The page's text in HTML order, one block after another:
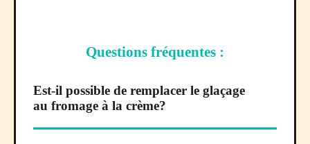
Questions fréquentes :
Est-il possible de remplacer le glaçage
au fromage à la crème?